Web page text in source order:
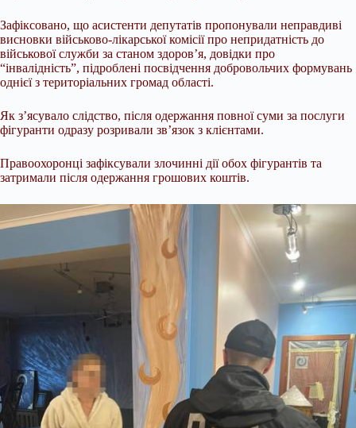
Зафіксовано, що асистенти депутатів пропонували неправдиві
висновки військово-лікарської комісії про непридатність до
військової служби за станом здоров’я, довідки про
“інвалідність”, підроблені посвідчення добровольчих формувань
однієї з територіальних громад області.
Як з’ясувало слідство, після одержання повної суми за послуги
фігуранти одразу розривали зв’язок з клієнтами.
Правоохоронці зафіксували злочинні дії обох фігурантів та
затримали після одержання грошових коштів.